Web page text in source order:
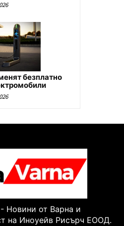
безплатно
Новини от Варна и
на Иноуейв Рисърч ЕООД.